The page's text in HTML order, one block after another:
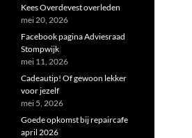
Kees Overdevest overleden
mei 20, 2026
Facebook pagina Adviesraad
Stompwijk
mei 11, 2026
Cadeautip! Of gewoon lekker
voor jezelf
mei 5, 2026
Goede opkomst bij repaircafe
april 2026